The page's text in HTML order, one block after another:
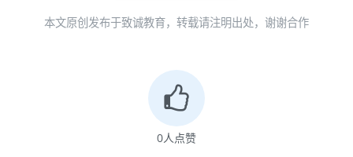
本文原创发布于致诚教育，转载请注明出处，谢谢合作
0人点赞